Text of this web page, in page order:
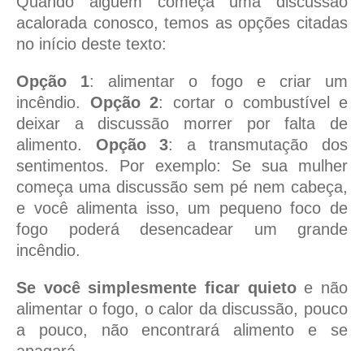
acalorada conosco, temos as opções citadas
no início deste texto:
Opção 1: alimentar o fogo e criar um
incêndio. Opção 2: cortar o combustível e
deixar a discussão morrer por falta de
alimento. Opção 3: a transmutação dos
sentimentos. Por exemplo: Se sua mulher
começa uma discussão sem pé nem cabeça,
e você alimenta isso, um pequeno foco de
fogo poderá desencadear um grande
incêndio.
Se você simplesmente ficar quietoe não
alimentar o fogo, o calor da discussão, pouco
a pouco, não encontrará alimento e se